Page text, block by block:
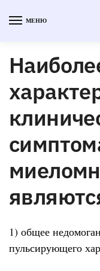
МЕНЮ
1) общее
пульсирующего